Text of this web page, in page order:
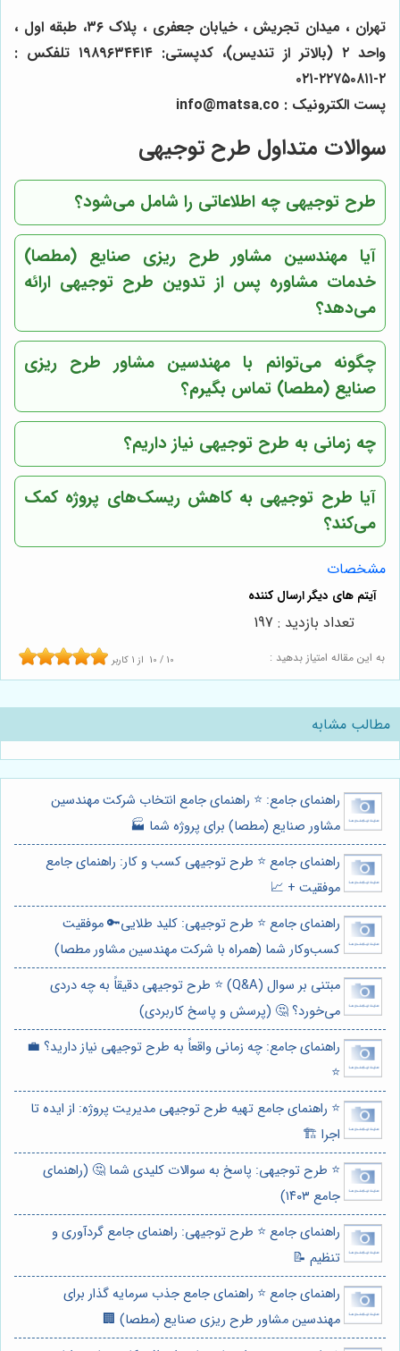
تهران ، میدان تجریش ، خیابان جعفری ، پلاک ۳۶، طبقه اول ،
واحد ۲ (بالاتر از تندیس)، کدپستی: ۱۹۸۹۶۳۴۴۱۴ تلفکس :
۲-۲۲۷۵۰۸۱۱-۰۲۱
پست الکترونیک : info@matsa.co
سوالات متداول طرح توجیهی
طرح توجیهی چه اطلاعاتی را شامل می‌شود؟
آیا مهندسین مشاور طرح ریزی صنایع (مطصا)
خدمات مشاوره پس از تدوین طرح توجیهی ارائه
می‌دهد؟
چگونه می‌توانم با مهندسین مشاور طرح ریزی
صنایع (مطصا) تماس بگیرم؟
چه زمانی به طرح توجیهی نیاز داریم؟
آیا طرح توجیهی به کاهش ریسک‌های پروژه کمک
می‌کند؟
مشخصات
به این مقاله امتیاز بدهید : 10 / 10 از 1 کاربر
تعداد بازدید : 197
مطالب مشابه
راهنمای جامع: ⭐️ راهنمای جامع انتخاب شرکت مهندسین
مشاور صنایع (مطصا) برای پروژه شما 🏭
راهنمای جامع ⭐️ طرح توجیهی کسب و کار: راهنمای جامع
موفقیت + 📈
راهنمای جامع ⭐️ طرح توجیهی: کلید طلایی🔑 موفقیت
کسب‌وکار شما (همراه با شرکت مهندسین مشاور مطصا)
مبتنی بر سوال (Q&A) ⭐️ طرح توجیهی دقیقاً به چه دردی
می‌خورد؟ 🤔 (پرسش و پاسخ کاربردی)
راهنمای جامع: چه زمانی واقعاً به طرح توجیهی نیاز دارید؟ 💼
⭐️
⭐️ راهنمای جامع تهیه طرح توجیهی مدیریت پروژه: از ایده تا
اجرا 🏗️
⭐️ طرح توجیهی: پاسخ به سوالات کلیدی شما 🤔 (راهنمای
جامع ۱۴۰۳)
راهنمای جامع ⭐️ طرح توجیهی: راهنمای جامع گردآوری و
تنظیم 📝
راهنمای جامع ⭐️ راهنمای جامع جذب سرمایه گذار برای
مهندسین مشاور طرح ریزی صنایع (مطصا) 🏢